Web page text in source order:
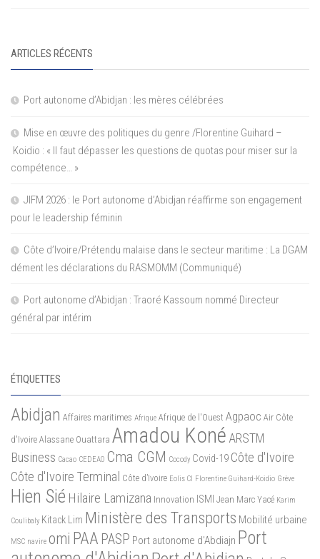
ARTICLES RÉCENTS
Port autonome d’Abidjan : les mères célébrées
Mise en œuvre des politiques du genre /Florentine Guihard –
Koidio : « Il faut dépasser les questions de quotas pour miser sur la
compétence… »
JIFM 2026 : le Port autonome d’Abidjan réaffirme son engagement
pour le leadership féminin
Côte d’Ivoire/Prétendu malaise dans le secteur maritime : La DGAM
dément les déclarations du RASMOMM (Communiqué)
Port autonome d’Abidjan : Traoré Kassoum nommé Directeur
général par intérim
ÉTIQUETTES
Abidjan Affaires maritimes Afrique Afrique de l'Ouest Agpaoc Air Côte
d'Ivoire Alassane Ouattara Amadou Koné ARSTM
Business Cacao CEDEAO Cma CGM Cocody Covid-19 Côte d'Ivoire
Côte d'Ivoire Terminal Côte d’Ivoire Eolis CI Florentine Guihard-Koidio Grève
Hien Sié Hilaire Lamizana Innovation ISMI Jean Marc Yacé Karim
Coulibaly Kitack Lim Ministère des Transports Mobilité urbaine
MSC navire omi PAA PASP Port autonome d'Abdiajn Port